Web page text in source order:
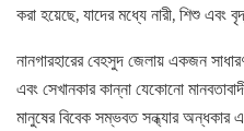
করা হয়েছে, যাদের মধ্যে নারী, শিশু এবং
নানগারহারের বেহসুদ জেলায় একজন
এবং সেখানকার কান্না যেকোনো
মানুষের বিবেক সম্ভবত সন্ধ্যার অন্ধকার